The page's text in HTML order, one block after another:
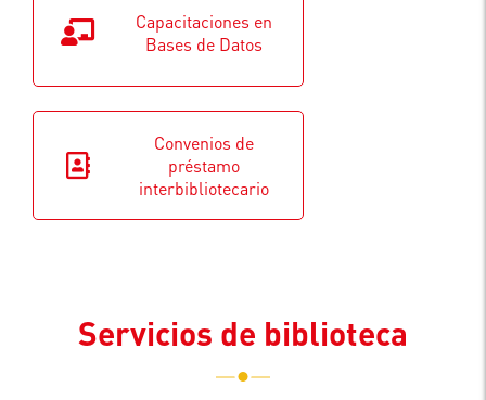
Capacitaciones en
Bases de Datos
Convenios de
préstamo
interbibliotecario
Servicios de biblioteca